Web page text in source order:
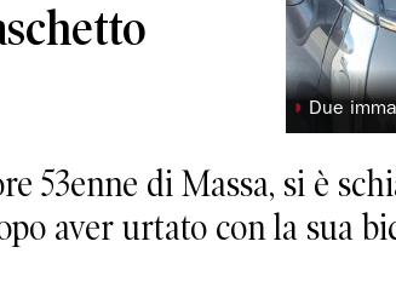
◗ Due
53enne di Massa, si è
aver urtato con la sua